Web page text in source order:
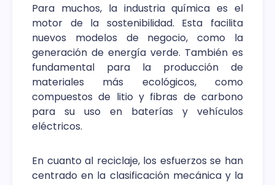
Para muchos, la industria química es el
motor de la sostenibilidad. Esta facilita
nuevos modelos de negocio, como la
generación de energía verde. También es
fundamental para la producción de
materiales más ecológicos, como
compuestos de litio y fibras de carbono
para su uso en baterías y vehículos
eléctricos.
En cuanto al reciclaje, los esfuerzos se han
centrado en la clasificación mecánica y la